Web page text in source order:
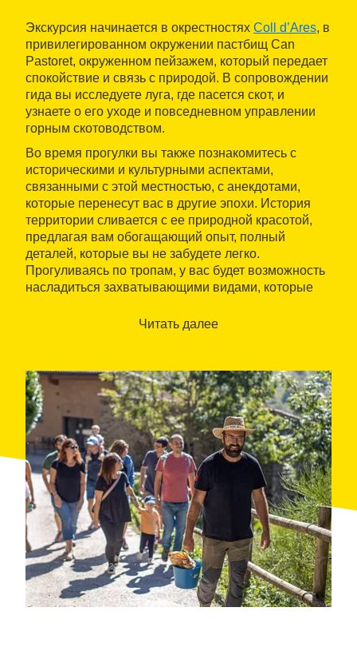
Экскурсия начинается в окрестностях Coll d’Ares, в
привилегированном окружении пастбищ Can
Pastoret, окруженном пейзажем, который передает
спокойствие и связь с природой. В сопровождении
гида вы исследуете луга, где пасется скот, и
узнаете о его уходе и повседневном управлении
горным скотоводством.
Во время прогулки вы также познакомитесь с
историческими и культурными аспектами,
связанными с этой местностью, с анекдотами,
которые перенесут вас в другие эпохи. История
территории сливается с ее природной красотой,
предлагая вам обогащающий опыт, полный
деталей, которые вы не забудете легко.
Прогуливаясь по тропам, у вас будет возможность
насладиться захватывающими видами, которые
лучших продуктов Can Pastoret. Главными героями
станут мясные блюда высокого качества, в
сопровождении других местных деликатесов,
которые являются частью кулинарной традиции
региона. Каждое блюдо готовится с заботой,
подчеркивая свежесть и подлинность
ингредиентов.
Это сочетание природы, истории и гастрономии
делает это мероприятие идеальным
предложением для семейного отдыха, с друзьями
или просто для того, чтобы отключиться. Can
Pastoret предлагает вам день, полный подлинности
и вкуса, где вы соединитесь с землей и вкусами,
которые определяют эту территорию. Идеальный
Читать далее